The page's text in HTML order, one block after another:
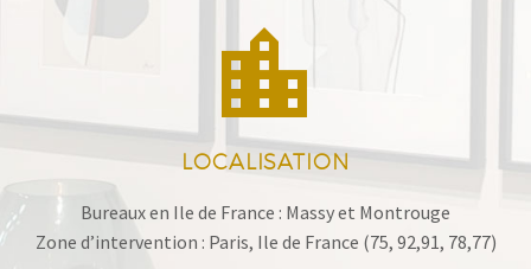


LOCALISATION
Bureaux en Ile de France : Massy et Montrouge
Zone d’intervention : Paris, Ile de France (75, 92,91, 78,77)